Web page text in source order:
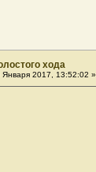
хода
Января 2017, 13:52:02 »